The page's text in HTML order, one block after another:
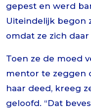
gepest en werd
Uiteindelijk begon
omdat ze zich
Toen ze de moed
mentor te zeggen
haar deed, kreeg
geloofd. “Dat